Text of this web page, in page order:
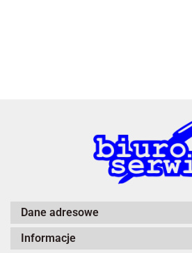
A4 Tech
Dane adresowe
Informacje